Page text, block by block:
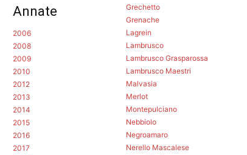
Annate
2006
2008
2009
2010
2012
2013
2014
2015
2016
2017
Grechetto
Grenache
Lagrein
Lambrusco
Lambrusco Grasparossa
Lambrusco Maestri
Malvasia
Merlot
Montepulciano
Nebbiolo
Negroamaro
Nerello Mascalese